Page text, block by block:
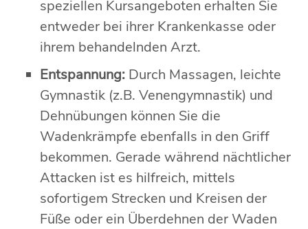
speziellen Kursangeboten erhalten Sie
entweder bei ihrer Krankenkasse oder
ihrem behandelnden Arzt.
Entspannung: Durch Massagen, leichte
Gymnastik (z.B. Venengymnastik) und
Dehnübungen können Sie die
Wadenkrämpfe ebenfalls in den Griff
bekommen. Gerade während nächtlicher
Attacken ist es hilfreich, mittels
sofortigem Strecken und Kreisen der
Füße oder ein Überdehnen der Waden